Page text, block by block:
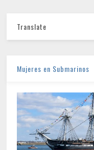
Translate
Mujeres en Submarinos